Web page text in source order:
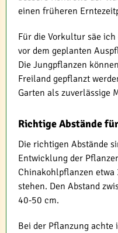
einen früheren
Für die Vorkultur säe
vor dem geplanten
Die Jungpflanzen
Freiland gepflanzt
Garten als zuverlässige
Richtige Abstände
Die richtigen Abstände
Entwicklung der
Chinakohlpflanzen
stehen. Den Abstand
40-50 cm.
Bei der Pflanzung achte